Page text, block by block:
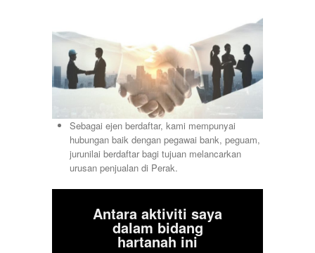
Sebagai ejen berdaftar, kami mempunyai
hubungan baik dengan pegawai bank, peguam,
jurunilai berdaftar bagi tujuan melancarkan
urusan penjualan di Perak.
Antara aktiviti saya
dalam bidang
hartanah ini